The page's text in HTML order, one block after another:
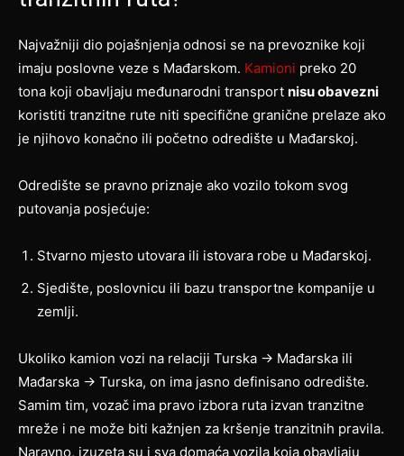
Najvažniji dio pojašnjenja odnosi se na prevoznike koji
imaju poslovne veze s Mađarskom. Kamioni preko 20
tona koji obavljaju međunarodni transport nisu obavezni
koristiti tranzitne rute niti specifične granične prelaze ako
je njihovo konačno ili početno odredište u Mađarskoj.
Odredište se pravno priznaje ako vozilo tokom svog
putovanja posjećuje:
Stvarno mjesto utovara ili istovara robe u Mađarskoj.
Sjedište, poslovnicu ili bazu transportne kompanije u
zemlji.
Ukoliko kamion vozi na relaciji Turska → Mađarska ili
Mađarska → Turska, on ima jasno definisano odredište.
Samim tim, vozač ima pravo izbora ruta izvan tranzitne
mreže i ne može biti kažnjen za kršenje tranzitnih pravila.
Naravno, izuzeta su i sva domaća vozila koja obavljaju